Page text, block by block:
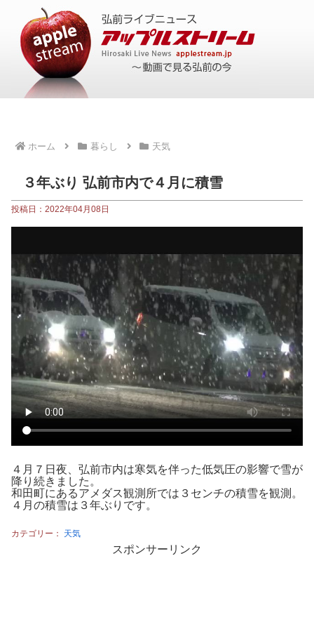
ホーム 暮らし 天気
３年ぶり 弘前市内で４月に積雪
投稿日：2022年04月08日
４月７日夜、弘前市内は寒気を伴った低気圧の影響で雪が
降り続きました。
和田町にあるアメダス観測所では３センチの積雪を観測。
４月の積雪は３年ぶりです。
カテゴリー： 天気
スポンサーリンク